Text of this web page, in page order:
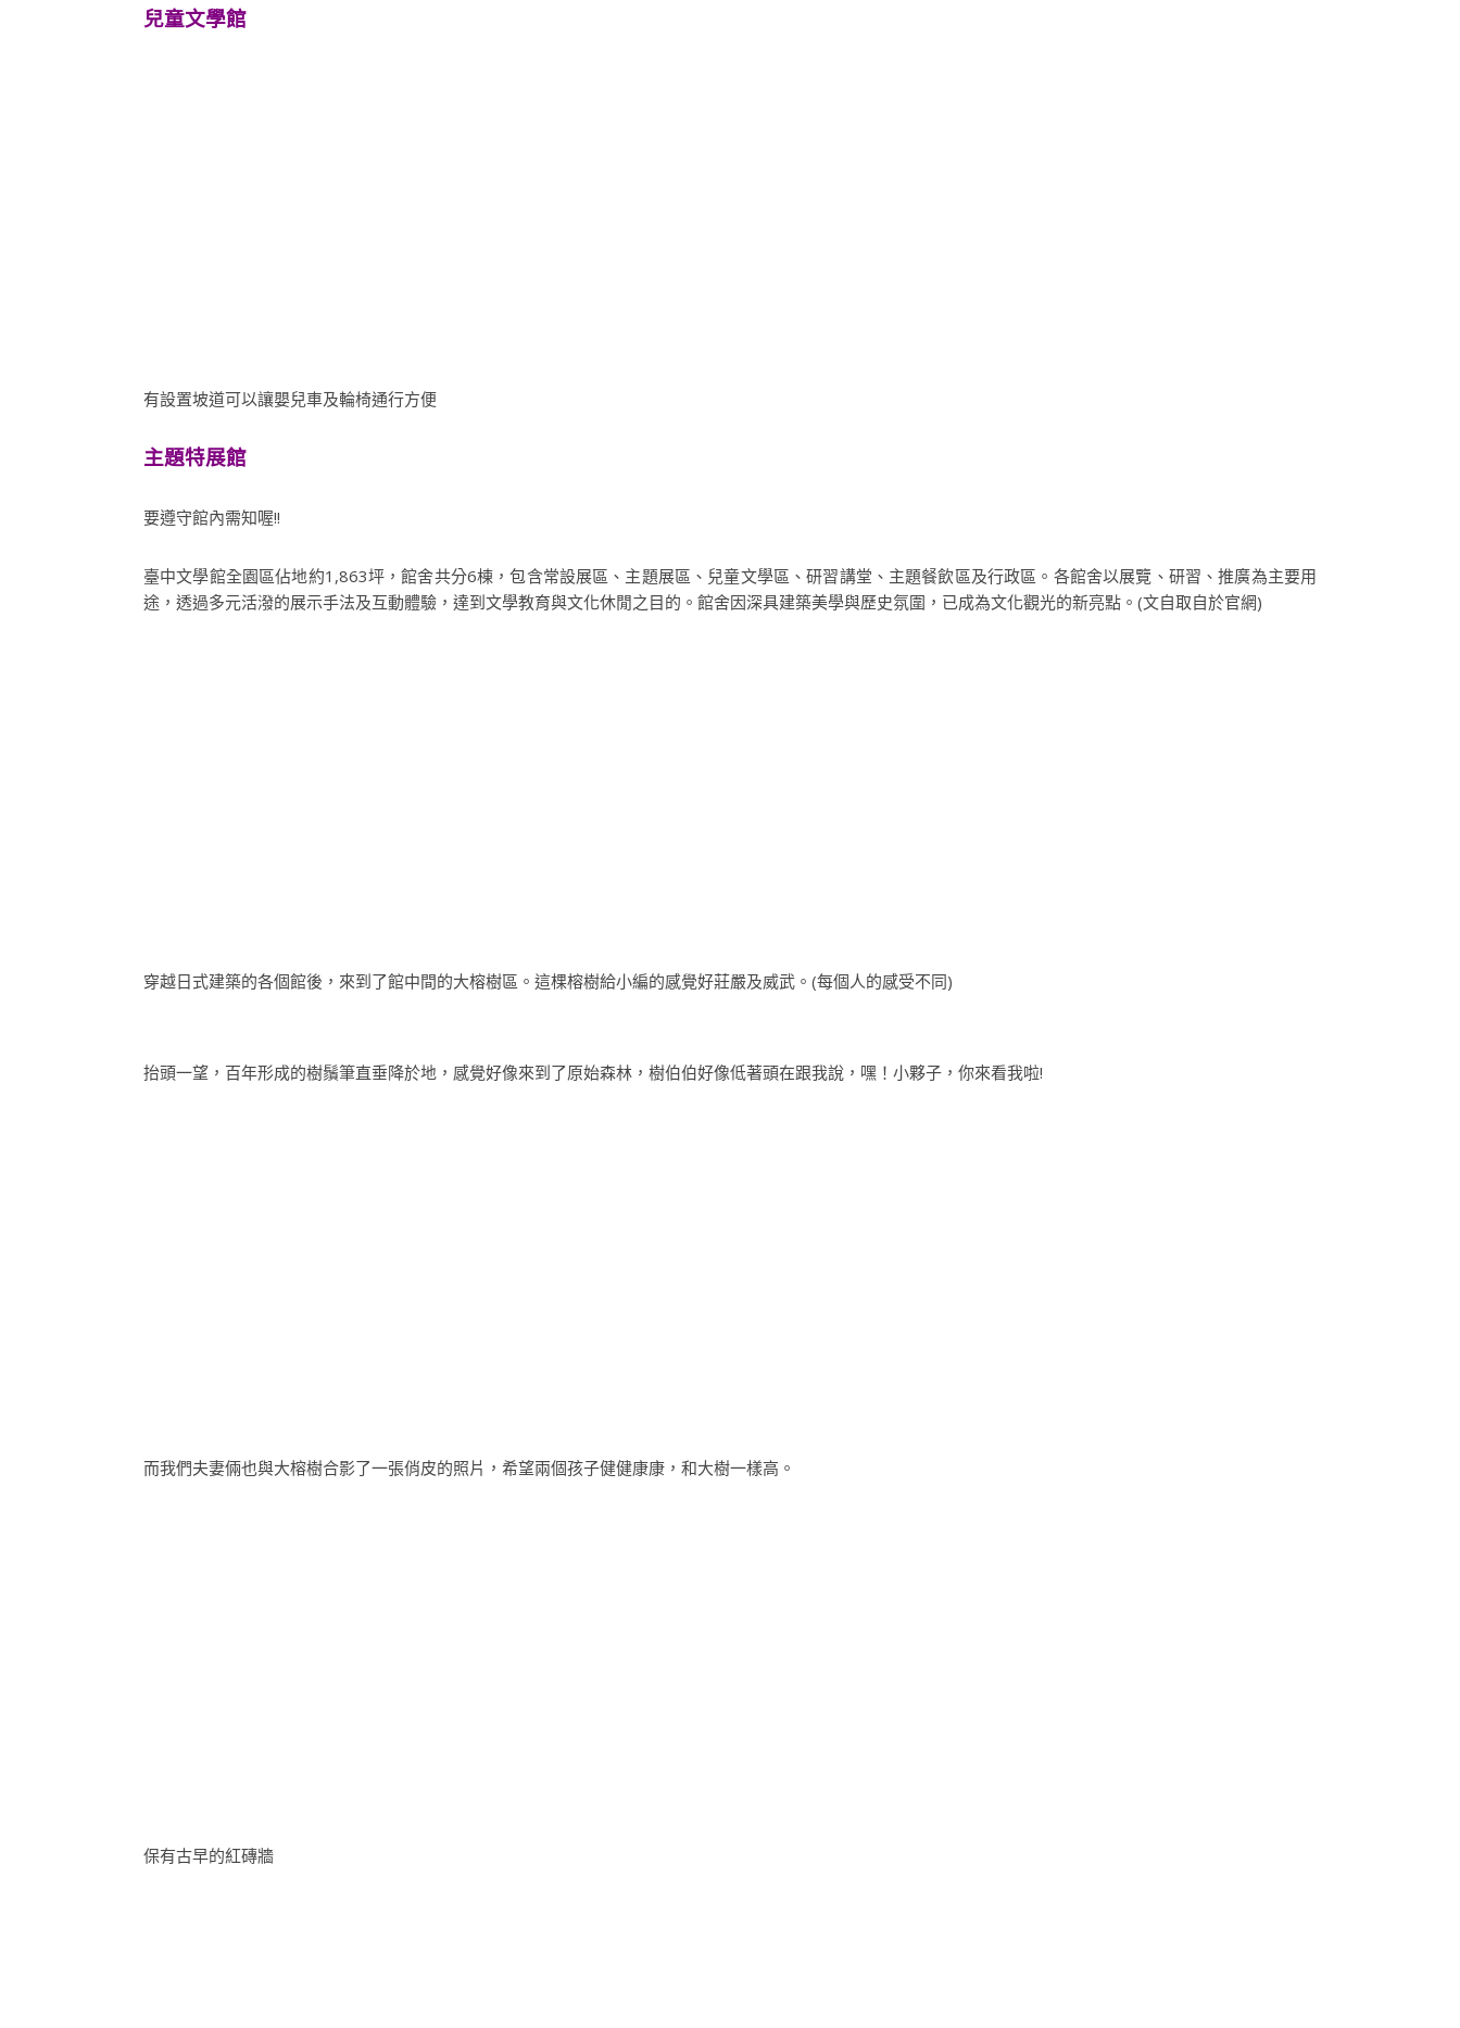
兒童文學館
有設置坡道可以讓嬰兒車及輪椅通行方便
主題特展館
要遵守館內需知喔!!
臺中文學館全園區佔地約1,863坪，館舍共分6棟，包含常設展區、主題展區、兒童文學區、研習講堂、主題餐飲區及行政區。各館舍以展覽、研習、推廣為主要用
途，透過多元活潑的展示手法及互動體驗，達到文學教育與文化休閒之目的。館舍因深具建築美學與歷史氛圍，已成為文化觀光的新亮點。(文自取自於官網)
穿越日式建築的各個館後，來到了館中間的大榕樹區。這棵榕樹給小編的感覺好莊嚴及威武。(每個人的感受不同)
抬頭一望，百年形成的樹鬚筆直垂降於地，感覺好像來到了原始森林，樹伯伯好像低著頭在跟我說，嘿！小夥子，你來看我啦!
而我們夫妻倆也與大榕樹合影了一張俏皮的照片，希望兩個孩子健健康康，和大樹一樣高。
保有古早的紅磚牆